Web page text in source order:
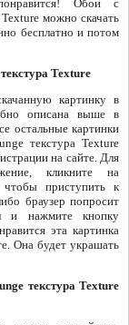
Обои с
можно скачать
бесплатно и потом
Texture
картинку в
описана выше в
остальные картинки
текстура Texture
на сайте. Для
кликните на
чтобы приступить к
браузер попросит
и нажмите кнопку
эта картинка
Она будет украшать
текстура Texture